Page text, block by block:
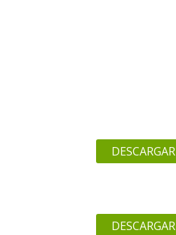
DESCARGAR
DESCARGAR